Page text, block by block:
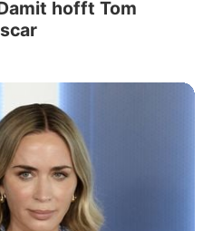
hofft Tom